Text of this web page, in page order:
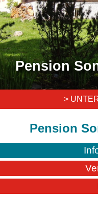
Pension
>
Pension